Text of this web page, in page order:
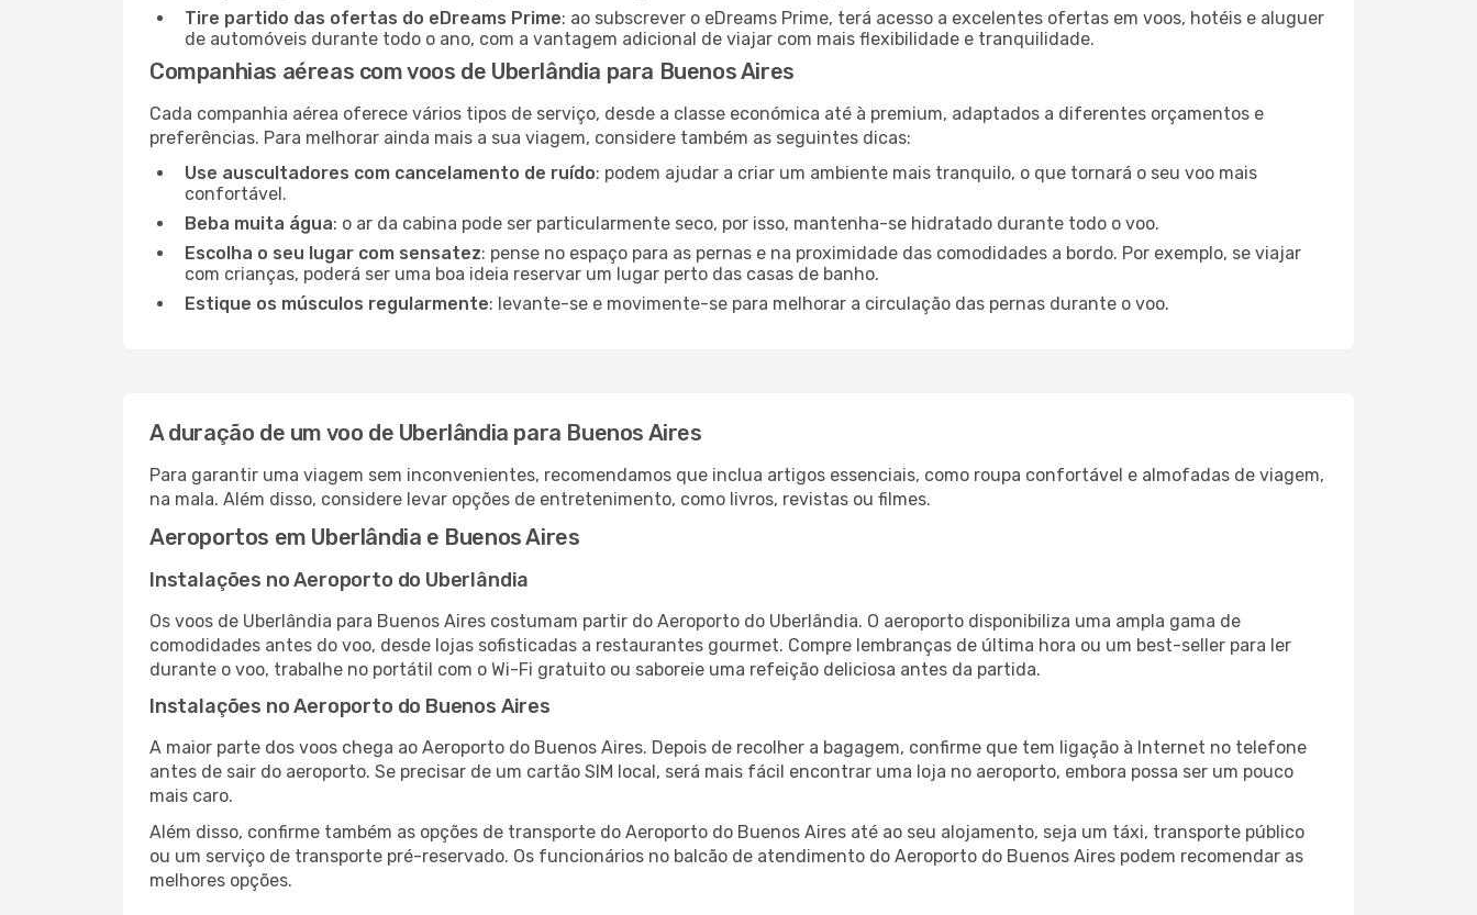
Tire partido das ofertas do eDreams Prime: ao subscrever o eDreams Prime, terá acesso a excelentes ofertas em voos, hotéis e aluguer
de automóveis durante todo o ano, com a vantagem adicional de viajar com mais flexibilidade e tranquilidade.
Companhias aéreas com voos de Uberlândia para Buenos Aires
Cada companhia aérea oferece vários tipos de serviço, desde a classe económica até à premium, adaptados a diferentes orçamentos e
preferências. Para melhorar ainda mais a sua viagem, considere também as seguintes dicas:
Use auscultadores com cancelamento de ruído: podem ajudar a criar um ambiente mais tranquilo, o que tornará o seu voo mais
confortável.
Beba muita água: o ar da cabina pode ser particularmente seco, por isso, mantenha-se hidratado durante todo o voo.
Escolha o seu lugar com sensatez: pense no espaço para as pernas e na proximidade das comodidades a bordo. Por exemplo, se viajar
com crianças, poderá ser uma boa ideia reservar um lugar perto das casas de banho.
Estique os músculos regularmente: levante-se e movimente-se para melhorar a circulação das pernas durante o voo.
A duração de um voo de Uberlândia para Buenos Aires
Para garantir uma viagem sem inconvenientes, recomendamos que inclua artigos essenciais, como roupa confortável e almofadas de viagem,
na mala. Além disso, considere levar opções de entretenimento, como livros, revistas ou filmes.
Aeroportos em Uberlândia e Buenos Aires
Instalações no Aeroporto do Uberlândia
Os voos de Uberlândia para Buenos Aires costumam partir do Aeroporto do Uberlândia. O aeroporto disponibiliza uma ampla gama de
comodidades antes do voo, desde lojas sofisticadas a restaurantes gourmet. Compre lembranças de última hora ou um best-seller para ler
durante o voo, trabalhe no portátil com o Wi-Fi gratuito ou saboreie uma refeição deliciosa antes da partida.
Instalações no Aeroporto do Buenos Aires
A maior parte dos voos chega ao Aeroporto do Buenos Aires. Depois de recolher a bagagem, confirme que tem ligação à Internet no telefone
antes de sair do aeroporto. Se precisar de um cartão SIM local, será mais fácil encontrar uma loja no aeroporto, embora possa ser um pouco
mais caro.
Além disso, confirme também as opções de transporte do Aeroporto do Buenos Aires até ao seu alojamento, seja um táxi, transporte público
ou um serviço de transporte pré-reservado. Os funcionários no balcão de atendimento do Aeroporto do Buenos Aires podem recomendar as
melhores opções.